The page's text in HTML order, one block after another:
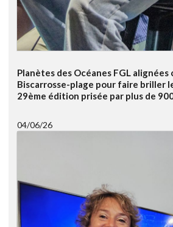
Planètes des Océanes FGL alignées
Biscarrosse-plage pour faire briller
29ème édition prisée par plus de
04/06/26